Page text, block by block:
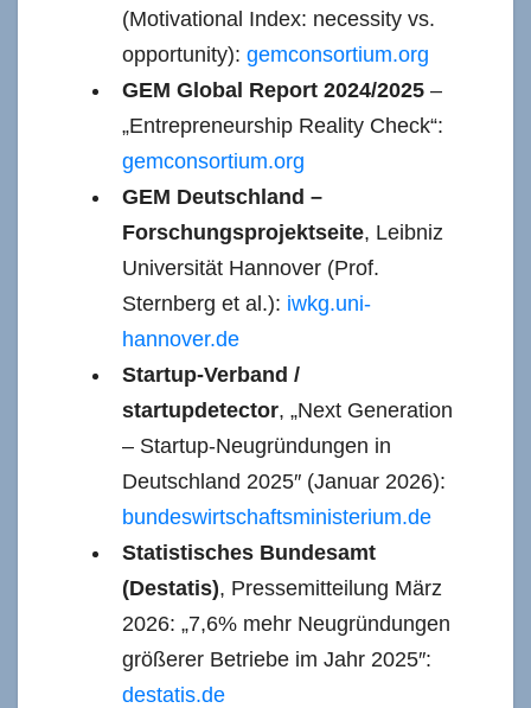
(Motivational Index: necessity vs.
opportunity): gemconsortium.org
GEM Global Report 2024/2025 –
„Entrepreneurship Reality Check“:
gemconsortium.org
GEM Deutschland –
Forschungsprojektseite, Leibniz
Universität Hannover (Prof.
Sternberg et al.): iwkg.uni-
hannover.de
Startup-Verband /
startupdetector, „Next Generation
– Startup-Neugründungen in
Deutschland 2025″ (Januar 2026):
bundeswirtschaftsministerium.de
Statistisches Bundesamt
(Destatis), Pressemitteilung März
2026: „7,6% mehr Neugründungen
größerer Betriebe im Jahr 2025″:
destatis.de